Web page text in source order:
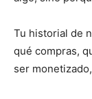
Tu historial de
qué compras,
ser